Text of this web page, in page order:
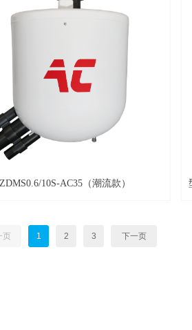
10S-AC35（潮流款）
页 1 2 3 下一页